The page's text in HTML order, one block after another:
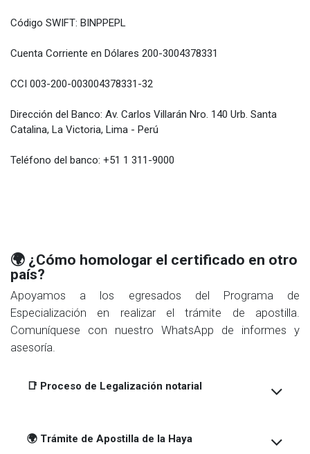
Código SWIFT: BINPPEPL
Cuenta Corriente en Dólares 200-3004378331
CCI 003-200-003004378331-32
Dirección del Banco: Av. Carlos Villarán Nro. 140 Urb. Santa
Catalina, La Victoria, Lima - Perú
Teléfono del banco: +51 1 311-9000
🌍 ¿Cómo homologar el certificado en otro
país?
Apoyamos a los egresados del Programa de
Especialización en realizar el trámite de apostilla.
Comuníquese con nuestro WhatsApp de informes y
asesoría.
📑 Proceso de Legalización notarial
🌍 Trámite de Apostilla de la Haya